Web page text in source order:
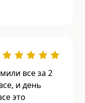
все за 2
и день
это